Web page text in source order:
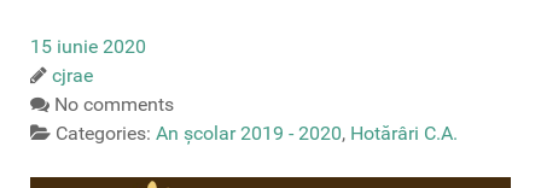
15 iunie 2020
cjrae
No comments
Categories: An școlar 2019 - 2020, Hotărâri C.A.